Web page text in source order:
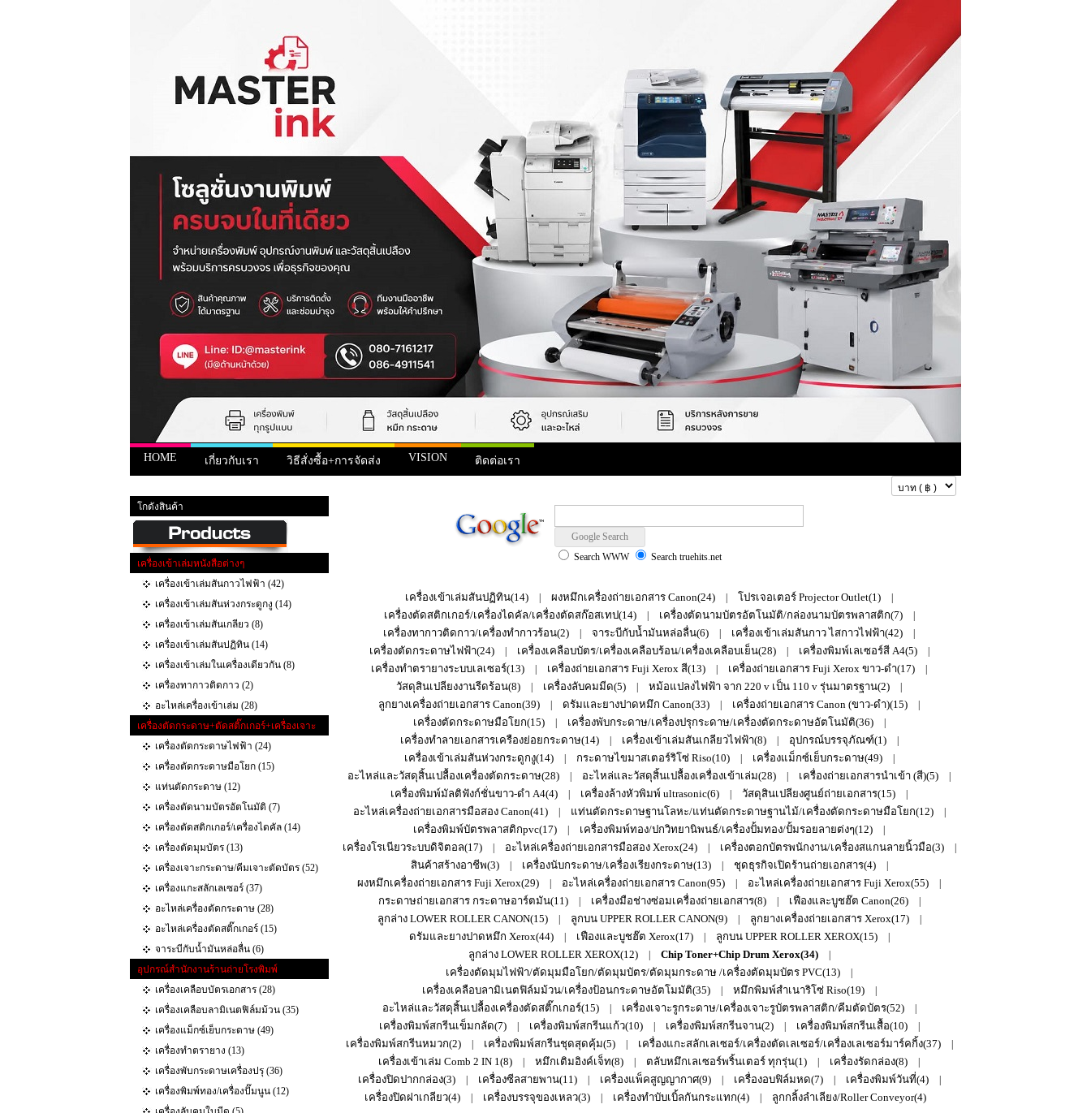
HOME เกี่ยวกับเรา วิธีสั่งซื้อ+การจัดส่ง VISION ติดต่อเรา
โกดังสินค้า
เครื่องเข้าเล่มหนังสือต่างๆ
เครื่องเข้าเล่มสันกาวไฟฟ้า (42)
เครื่องเข้าเล่มสันห่วงกระดูกงู (14)
เครื่องเข้าเล่มสันเกลียว (8)
เครื่องเข้าเล่มสันปฏิทิน (14)
เครื่องเข้าเล่มในเครื่องเดียวกัน (8)
เครื่องทากาวติดกาว (2)
อะไหล่เครื่องเข้าเล่ม (28)
เครื่องตัดกระดาษ+ตัดสติ๊กเกอร์+เครื่องเจาะ
เครื่องตัดกระดาษไฟฟ้า (24)
เครื่องตัดกระดาษมือโยก (15)
แท่นตัดกระดาษ (12)
เครื่องตัดนามบัตรอัตโนมัติ (7)
เครื่องตัดสติกเกอร์/เครื่องไดคัล (14)
เครื่องตัดมุมบัตร (13)
เครื่องเจาะกระดาษ/คีมเจาะตัดบัตร (52)
เครื่องแกะสลักเลเซอร์ (37)
อะไหล่เครื่องตัดกระดาษ (28)
อะไหล่เครื่องตัดสติ๊กเกอร์ (15)
จาระบีกับน้ำมันหล่อลื่น (6)
อุปกรณ์สำนักงานร้านถ่ายโรงพิมพ์
เครื่องเคลือบบัตรเอกสาร (28)
เครื่องเคลือบลามิเนตฟิล์มม้วน (35)
เครื่องแม็กซ์เย็บกระดาษ (49)
เครื่องทำตรายาง (13)
เครื่องพับกระดาษเครื่องปรุ (36)
เครื่องพิมพ์ทอง/เครื่องปั๊มนูน (12)
Search WWW Search truehits.net
เครื่องเข้าเล่มสันปฏิทิน(14) ผงหมึกเครื่องถ่ายเอกสาร Canon(24) โปรเจอเตอร์ Projector Outlet(1)
เครื่องตัดสติกเกอร์/เครื่องไดคัล/เครื่องตัดสก๊อสเทป(14) เครื่องตัดนามบัตรอัตโนมัติ/กล่องนามบัตรพลาสติก(7)
เครื่องทากาวติดกาว/เครื่องทำกาวร้อน(2) จาระบีกับน้ำมันหล่อลื่น(6) เครื่องเข้าเล่มสันกาว ไสกาวไฟฟ้า(42)
เครื่องตัดกระดาษไฟฟ้า(24) เครื่องเคลือบบัตร/เครื่องเคลือบร้อน/เครื่องเคลือบเย็น(28) เครื่องพิมพ์เลเซอร์สี A4(5)
เครื่องทำตรายางระบบเลเซอร์(13) เครื่องถ่ายเอกสาร Fuji Xerox สี(13) เครื่องถ่ายเอกสาร Fuji Xerox ขาว-ดำ(17)
วัสดุสินเปลียงงานรีดร้อน(8) เครื่องลับคมมีด(5) หม้อแปลงไฟฟ้า จาก 220 v เป็น 110 v รุ่นมาตรฐาน(2)
ลูกยางเครื่องถ่ายเอกสาร Canon(39) ดรัมและยางปาดหมึก Canon(33) เครื่องถ่ายเอกสาร Canon (ขาว-ดำ)(15)
เครื่องตัดกระดาษมือโยก(15) เครื่องพับกระดาษ/เครื่องปรุกระดาษ/เครื่องตัดกระดาษอัตโนมัติ(36)
เครื่องทำลายเอกสารเครืองย่อยกระดาษ(14) เครื่องเข้าเล่มสันเกลียวไฟฟ้า(8) อุปกรณ์บรรจุภัณฑ์(1)
เครื่องเข้าเล่มสันห่วงกระดูกงู(14) กระดาษไขมาสเตอร์ริโซ่ Riso(10) เครื่องแม็กซ์เย็บกระดาษ(49)
อะไหล่และวัสดุสิ้นเปลื้องเครื่องตัดกระดาษ(28) อะไหล่และวัสดุสิ้นเปลื้องเครื่องเข้าเล่ม(28) เครื่องถ่ายเอกสารนำเข้า (สี)(5)
เครื่องพิมพ์มัลติฟังก์ชั่นขาว-ดำ A4(4) เครื่องล้างหัวพิมพ์ ultrasonic(6) วัสดุสินเปลียงศูนย์ถ่ายเอกสาร(15)
อะไหล่เครื่องถ่ายเอกสารมือสอง Canon(41) แท่นตัดกระดาษฐานโลหะ/แท่นตัดกระดาษฐานไม้/เครื่องตัดกระดาษมือโยก(12)
เครื่องพิมพ์บัตรพลาสติกpvc(17) เครื่องพิมพ์ทอง/ปกวิทยานิพนธ์/เครื่องปั้มทอง/ปั้มรอยลายต่งๆ(12)
เครื่องโรเนียวระบบดิจิตอล(17) อะไหล่เครื่องถ่ายเอกสารมือสอง Xerox(24) เครื่องตอกบัตรพนักงาน/เครื่องสแกนลายนิ้วมือ(3)
สินค้าสร้างอาชีพ(3) เครื่องนับกระดาษ/เครื่องเรียงกระดาษ(13) ชุดธุรกิจเปิดร้านถ่ายเอกสาร(4)
ผงหมึกเครื่องถ่ายเอกสาร Fuji Xerox(29) อะไหล่เครื่องถ่ายเอกสาร Canon(95) อะไหล่เครื่องถ่ายเอกสาร Fuji Xerox(55)
กระดาษถ่ายเอกสาร กระดาษอาร์ตมัน(11) เครื่องมือช่างซ่อมเครื่องถ่ายเอกสาร(8) เฟืองและบูชฮ๊ต Canon(26)
ลูกล่าง LOWER ROLLER CANON(15) ลูกบน UPPER ROLLER CANON(9) ลูกยางเครื่องถ่ายเอกสาร Xerox(17)
ดรัมและยางปาดหมึก Xerox(44) เฟืองและบูชฮ๊ต Xerox(17) ลูกบน UPPER ROLLER XEROX(15)
ลูกล่าง LOWER ROLLER XEROX(12) Chip Toner+Chip Drum Xerox(34)
เครื่องตัดมุมไฟฟ้า/ตัดมุมมือโยก/ตัดมุมบัตร/ตัดมุมกระดาษ /เครื่องตัดมุมบัตร PVC(13)
เครื่องเคลือบลามิเนตฟิล์มม้วน/เครื่องป้อนกระดาษอัตโมมัติ(35) หมึกพิมพ์สำเนาริโซ่ Riso(19)
อะไหล่และวัสดุสิ้นเปลื้องเครื่องตัดสติ๊กเกอร์(15) เครื่องเจาะรูกระดาษ/เครื่องเจาะรูบัตรพลาสติก/คีมตัดบัตร(52)
เครื่องพิมพ์สกรีนเข็มกลัด(7) เครื่องพิมพ์สกรีนแก้ว(10) เครื่องพิมพ์สกรีนจาน(2) เครื่องพิมพ์สกรีนเสื้อ(10)
เครื่องพิมพ์สกรีนหมวก(2) เครื่องพิมพ์สกรีนชุดสุดคุ้ม(5) เครื่องแกะสลักเลเซอร์/เครื่องตัดเลเซอร์/เครื่องเลเซอร์มาร์คกิ้ง(37)
เครื่องเข้าเล่ม Comb 2 IN 1(8) หมึกเติมอิงค์เจ็ท(8) ตลับหมึกเลเซอร์พริ้นเตอร์ ทุกรุ่น(1) เครื่องรัดกล่อง(8)
เครื่องปิดปากกล่อง(3) เครื่องซีลสายพาน(11) เครื่องแพ็คสูญญากาศ(9) เครื่องอบฟิล์มหด(7) เครื่องพิมพ์วันที่(4)
เครื่องปิดฝาเกลียว(4) เครื่องบรรจุของเหลว(3) เครื่องทำบับเบิ้ลกันกระแทก‎(4) ลูกกลิ้งลำเลียง/Roller Conveyor(4)